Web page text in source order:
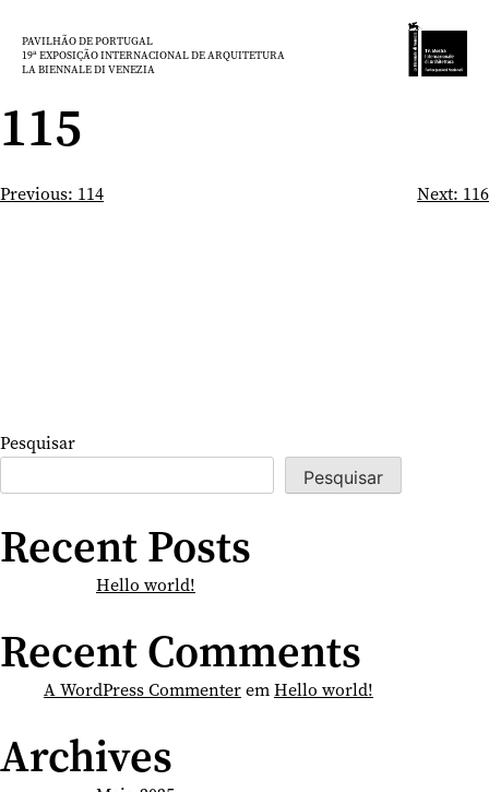
paraPAVILHÃO DE PORTUGAL
19ª EXPOSIÇÃO INTERNACIONAL DE ARQUITETURA
LA BIENNALE DI VENEZIA
115
Navegação
Previous: 114 Next: 116
Pesquisar
Pesquisar
Recent Posts
Hello world!
Recent Comments
A WordPress CommenteremHello world!
Archives